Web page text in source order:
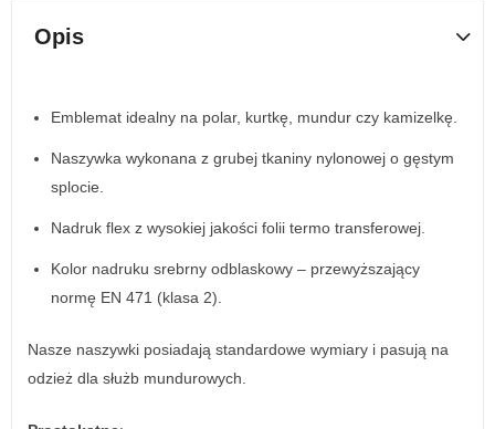
Opis
Emblemat idealny na polar, kurtkę, mundur czy kamizelkę.
Naszywka wykonana z grubej tkaniny nylonowej o gęstym
splocie.
Nadruk flex z wysokiej jakości folii termo transferowej.
Kolor nadruku srebrny odblaskowy – przewyższający
normę EN 471 (klasa 2).
Nasze naszywki posiadają standardowe wymiary i pasują na
odzież dla służb mundurowych.